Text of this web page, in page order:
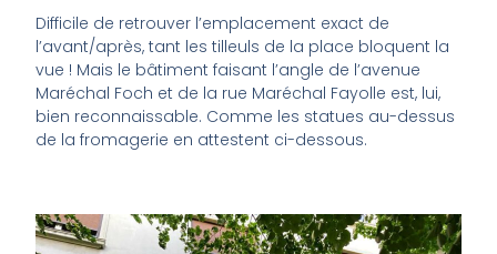
Difficile de retrouver l’emplacement exact de
l’avant/après, tant les tilleuls de la place bloquent la
vue ! Mais le bâtiment faisant l’angle de l’avenue
Maréchal Foch et de la rue Maréchal Fayolle est, lui,
bien reconnaissable. Comme les statues au-dessus
de la fromagerie en attestent ci-dessous.